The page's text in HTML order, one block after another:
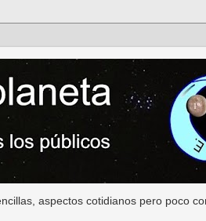
aspectos cotidianos pero poco